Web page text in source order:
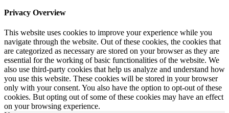
Privacy Overview
This website uses cookies to improve your experience while you
navigate through the website. Out of these cookies, the cookies that
are categorized as necessary are stored on your browser as they are
essential for the working of basic functionalities of the website. We
also use third-party cookies that help us analyze and understand how
you use this website. These cookies will be stored in your browser
only with your consent. You also have the option to opt-out of these
cookies. But opting out of some of these cookies may have an effect
on your browsing experience.